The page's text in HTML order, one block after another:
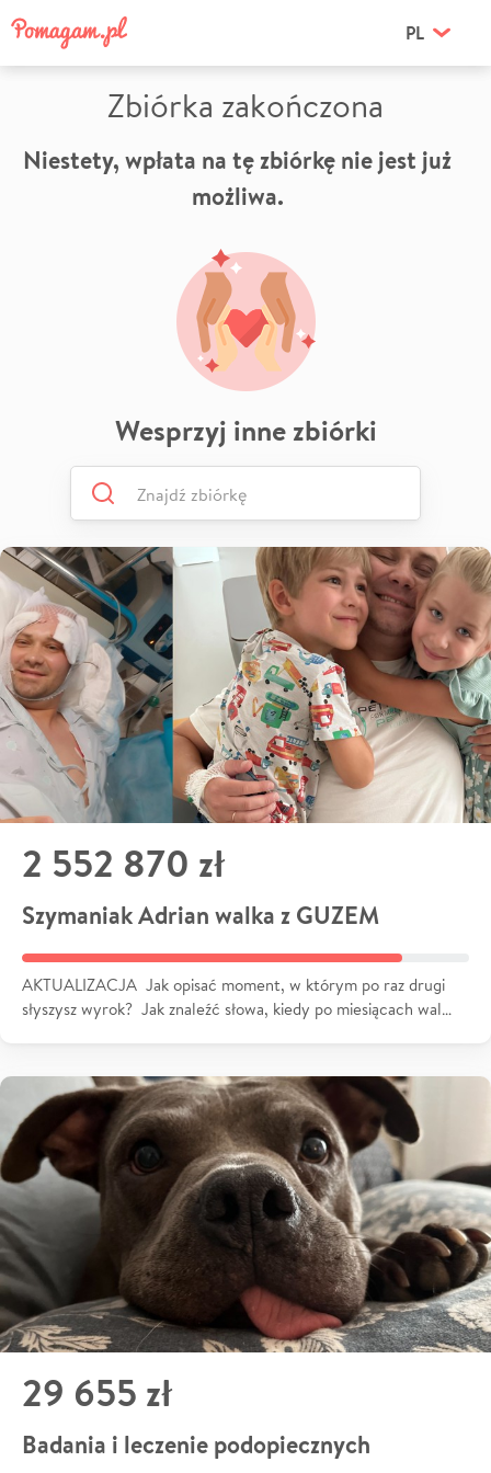
PL
Zbiórka zakończona
Niestety, wpłata na tę zbiórkę nie jest już
możliwa.
Wesprzyj inne zbiórki
2 552 870 zł
Szymaniak Adrian walka z GUZEM
AKTUALIZACJA Jak opisać moment, w którym po raz drugi
słyszysz wyrok? Jak znaleźć słowa, kiedy po miesiącach wal…
29 655 zł
Badania i leczenie podopiecznych